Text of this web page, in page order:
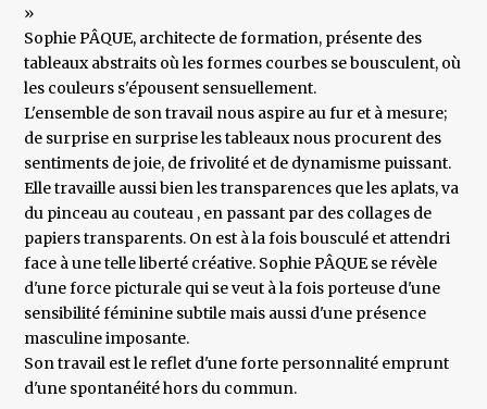
»
Sophie PÂQUE, architecte de formation, présente des
tableaux abstraits où les formes courbes se bousculent, où
les couleurs s'épousent sensuellement.
L'ensemble de son travail nous aspire au fur et à mesure;
de surprise en surprise les tableaux nous procurent des
sentiments de joie, de frivolité et de dynamisme puissant.
Elle travaille aussi bien les transparences que les aplats, va
du pinceau au couteau , en passant par des collages de
papiers transparents. On est à la fois bousculé et attendri
face à une telle liberté créative. Sophie PÂQUE se révèle
d'une force picturale qui se veut à la fois porteuse d'une
sensibilité féminine subtile mais aussi d'une présence
masculine imposante.
Son travail est le reflet d'une forte personnalité emprunt
d'une spontanéité hors du commun.